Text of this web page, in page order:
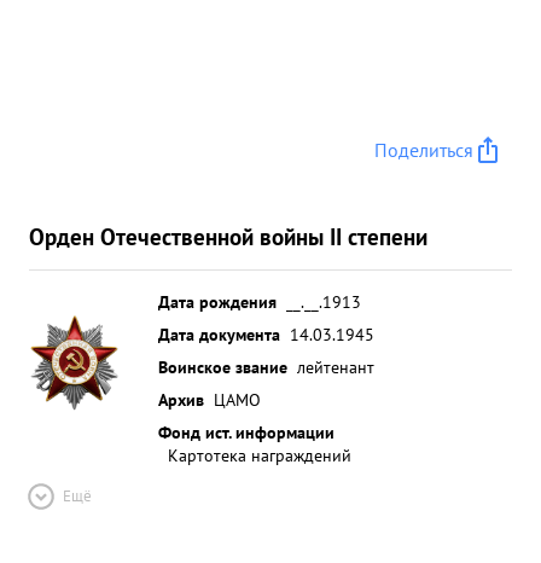
Поделиться
Орден Отечественной войны II степени
Дата рождения
__.__.1913
Дата документа 14.03.1945
Воинское звание лейтенант
Архив ЦАМО
Фонд ист. информации
Картотека награждений
Ещё